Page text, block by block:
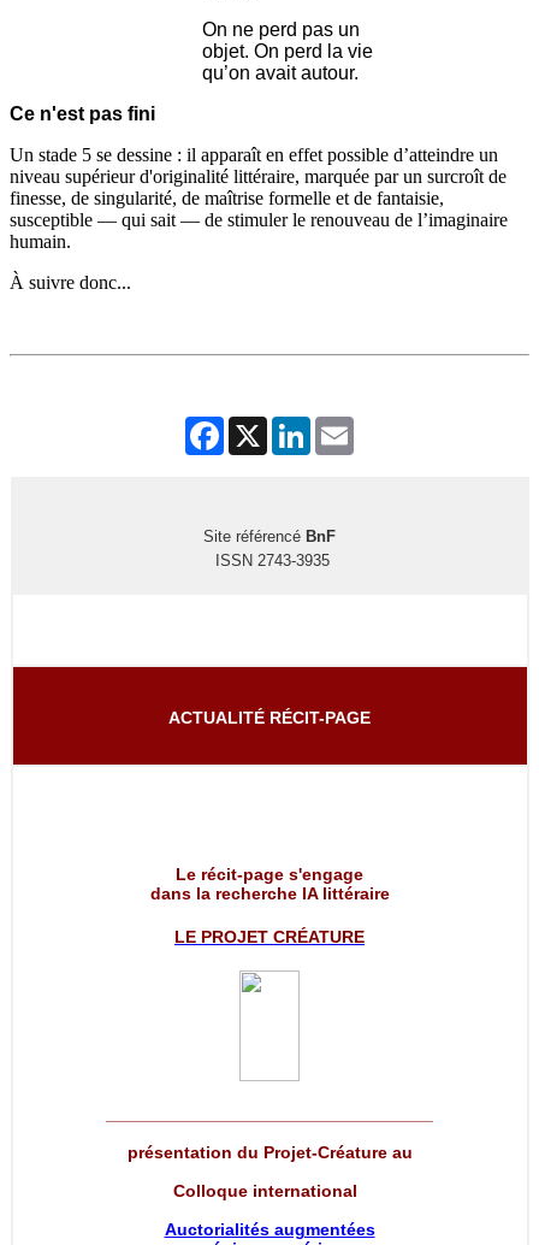
On ne perd pas un
objet. On perd la vie
qu’on avait autour.
Ce n'est pas fini
Un stade 5 se dessine : il apparaît en effet possible d’atteindre un
niveau supérieur d'originalité littéraire, marquée par un surcroît de
finesse, de singularité, de maîtrise formelle et de fantaisie,
susceptible — qui sait — de stimuler le renouveau de l’imaginaire
humain.
À suivre donc...
Facebook
X LinkedIn
Site référencé BnF
ISSN 2743-3935
ACTUALITÉ RÉCIT-PAGE
Le récit-page s'engage
dans la recherche IA littéraire
LE PROJET CRÉATURE
présentation du Projet-Créature au
Colloque international
Auctorialités augmentées